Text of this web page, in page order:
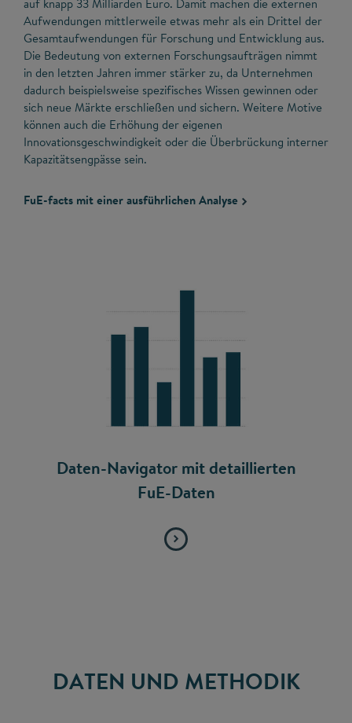
auf knapp 33 Milliarden Euro. Damit machen die externen
Aufwendungen mittlerweile etwas mehr als ein Drittel der
Gesamtaufwendungen für Forschung und Entwicklung aus.
Die Bedeutung von externen Forschungsaufträgen nimmt
in den letzten Jahren immer stärker zu, da Unternehmen
dadurch beispielsweise spezifisches Wissen gewinnen oder
sich neue Märkte erschließen und sichern. Weitere Motive
können auch die Erhöhung der eigenen
Innovationsgeschwindigkeit oder die Überbrückung interner
Kapazitätsengpässe sein.
FuE-facts mit einer ausführlichen Analyse
Daten-Navigator mit detaillierten
FuE-Daten
DATEN UND METHODIK